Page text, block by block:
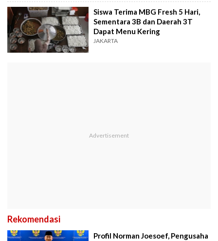
Siswa Terima MBG Fresh 5 Hari,
Sementara 3B dan Daerah 3T
Dapat Menu Kering
JAKARTA
Rekomendasi
Profil Norman Joesoef, Pengusaha